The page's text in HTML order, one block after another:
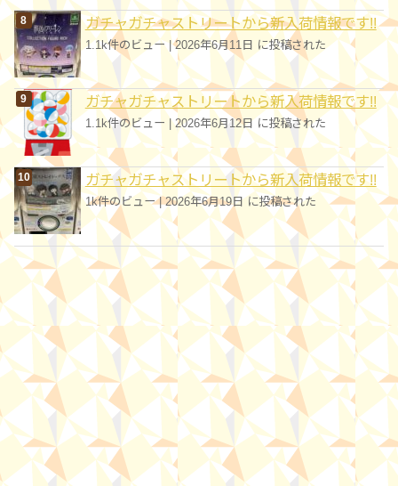
ガチャガチャストリートから新入荷情報です!!
1.1k件のビュー|2026年6月11日 に投稿された
ガチャガチャストリートから新入荷情報です!!
1.1k件のビュー |2026年6月12日 に投稿された
ガチャガチャストリートから新入荷情報です!!
1k件のビュー|2026年6月19日 に投稿された